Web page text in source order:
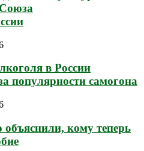
в России
популярности самогона
кому теперь